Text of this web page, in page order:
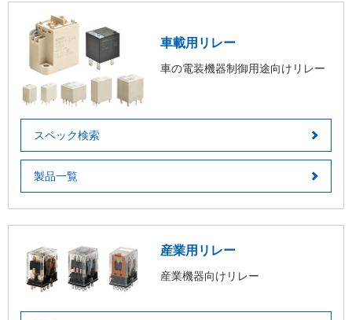
車載用リレー
車の電装機器制御用途向けリレー
スペック検索
製品一覧
産業用リレー
産業機器向けリレー